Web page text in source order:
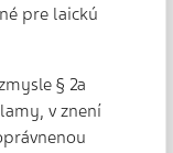
než
pre laickú
§ 2a
v znení